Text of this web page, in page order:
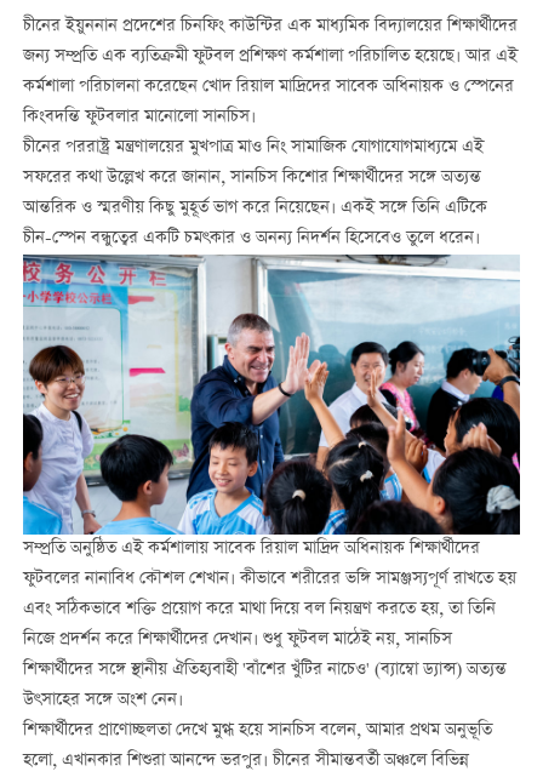
চীনের ইয়ুননান প্রদেশের চিনফিং কাউন্টির এক মাধ্যমিক বিদ্যালয়ের শিক্ষার্থীদের
জন্য সম্প্রতি এক ব্যতিক্রমী ফুটবল প্রশিক্ষণ কর্মশালা পরিচালিত হয়েছে। আর এই
কর্মশালা পরিচালনা করেছেন খোদ রিয়াল মাদ্রিদের সাবেক অধিনায়ক ও স্পেনের
কিংবদন্তি ফুটবলার মানোলো সানচিস।
চীনের পররাষ্ট্র মন্ত্রণালয়ের মুখপাত্র মাও নিং সামাজিক যোগাযোগমাধ্যমে এই
সফরের কথা উল্লেখ করে জানান, সানচিস কিশোর শিক্ষার্থীদের সঙ্গে অত্যন্ত
আন্তরিক ও স্মরণীয় কিছু মুহূর্ত ভাগ করে নিয়েছেন। একই সঙ্গে তিনি এটিকে
চীন-স্পেন বন্ধুত্বের একটি চমৎকার ও অনন্য নিদর্শন হিসেবেও তুলে ধরেন।
সম্প্রতি অনুষ্ঠিত এই কর্মশালায় সাবেক রিয়াল মাদ্রিদ অধিনায়ক শিক্ষার্থীদের
ফুটবলের নানাবিধ কৌশল শেখান। কীভাবে শরীরের ভঙ্গি সামঞ্জস্যপূর্ণ রাখতে হয়
এবং সঠিকভাবে শক্তি প্রয়োগ করে মাথা দিয়ে বল নিয়ন্ত্রণ করতে হয়, তা তিনি
নিজে প্রদর্শন করে শিক্ষার্থীদের দেখান। শুধু ফুটবল মাঠেই নয়, সানচিস
শিক্ষার্থীদের সঙ্গে স্থানীয় ঐতিহ্যবাহী 'বাঁশের খুঁটির নাচেও' (ব্যাম্বো ড্যান্স) অত্যন্ত
উৎসাহের সঙ্গে অংশ নেন।
শিক্ষার্থীদের প্রাণোচ্ছলতা দেখে মুগ্ধ হয়ে সানচিস বলেন, আমার প্রথম অনুভূতি
হলো, এখানকার শিশুরা আনন্দে ভরপুর। চীনের সীমান্তবর্তী অঞ্চলে বিভিন্ন